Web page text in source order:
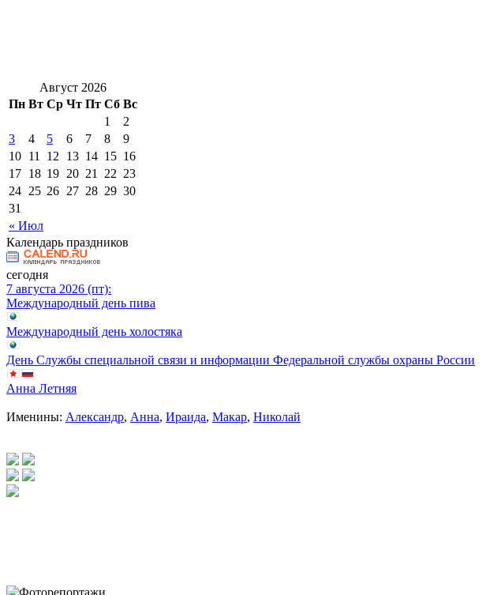
Август 2026
Пн Вт Ср Чт Пт Сб Вс
« Июл
1
2
3
4 5 6 7 8
9
10 11 12 13 14 15 16
17 18 19 20 21 22 23
24 25 26 27 28 29 30
31
Календарь праздников
сегодня
7 августа 2026 (пт):
Международный день пива
Международный день холостяка
День Службы специальной связи и информации Федеральной службы охраны России
Анна Летняя
Именины: Александр, Анна, Ираида, Макар, Николай